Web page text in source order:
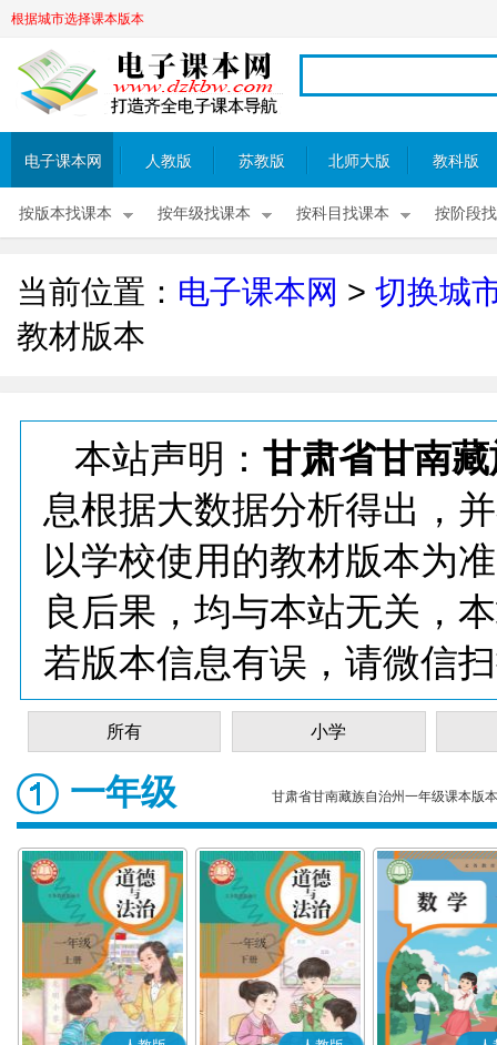
根据城市选择课本版本
电子课本网 人教版 苏教版 北师大版 教科版
按版本找课本 按年级找课本 按科目找课本 按阶段
当前位置： 电子课本网 > 切换城
教材版本
本站声明： 甘肃省甘南
息根据大数据分析得出，
以学校使用的教材版本为
良后果，均与本站无关，
若版本信息有误，请微信
所有 小学
一年级 甘肃省甘南藏族自治州一年级课本版本